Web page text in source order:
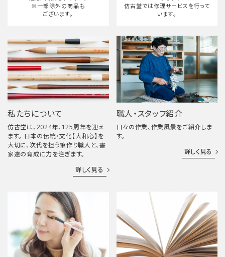
※一部除外の商品も
ございます。
仿古堂では修理サービスを行って
います。
私たちについて
仿古堂は、2024年、125周年を迎え
ます。 日本の伝統・文化【大和心】を
大切に、次代を担う筆作り職人と、書
家達の育成に力を注ぎます。
詳しく見る
職人・スタッフ紹介
日々の作業、作業風景をご紹介しま
す。
詳しく見る